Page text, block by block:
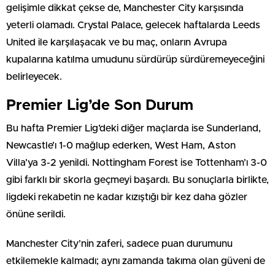
gelişimle dikkat çekse de, Manchester City karşısında
yeterli olamadı. Crystal Palace, gelecek haftalarda Leeds
United ile karşılaşacak ve bu maç, onların Avrupa
kupalarına katılma umudunu sürdürüp sürdüremeyeceğini
belirleyecek.
Premier Lig’de Son Durum
Bu hafta Premier Lig’deki diğer maçlarda ise Sunderland,
Newcastle’ı 1-0 mağlup ederken, West Ham, Aston
Villa’ya 3-2 yenildi. Nottingham Forest ise Tottenham’ı 3-0
gibi farklı bir skorla geçmeyi başardı. Bu sonuçlarla birlikte,
ligdeki rekabetin ne kadar kızıştığı bir kez daha gözler
önüne serildi.
Manchester City’nin zaferi, sadece puan durumunu
etkilemekle kalmadı; aynı zamanda takıma olan güveni de